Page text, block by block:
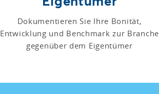
Dokumentieren Sie Ihre Bonität,
Entwicklung und Benchmark zur Branche
gegenüber dem Eigentümer